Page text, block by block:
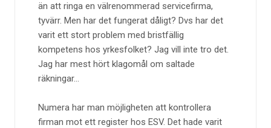
än att ringa en välrenommerad servicefirma,
tyvärr. Men har det fungerat dåligt? Dvs har det
varit ett stort problem med bristfällig
kompetens hos yrkesfolket? Jag vill inte tro det.
Jag har mest hört klagomål om saltade
räkningar...
Numera har man möjligheten att kontrollera
firman mot ett register hos ESV. Det hade varit